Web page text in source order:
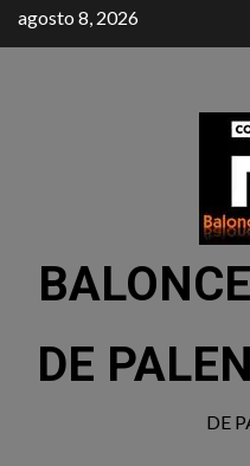
agosto 8, 2026
DE
DE